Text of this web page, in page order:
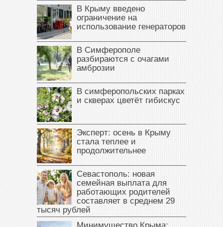
В Крыму введено
ограничение на
использование генераторов
В Симферополе
разбираются с очагами
амброзии
В симферопольских парках
и скверах цветёт гибискус
Эксперт: осень в Крыму
стала теплее и
продолжительнее
Севастополь: новая
семейная выплата для
работающих родителей
составляет в среднем 29
тысяч рублей